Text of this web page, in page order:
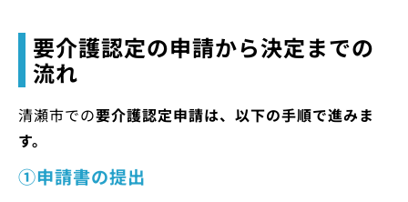
要介護認定の申請から決定までの
流れ
清瀬市での要介護認定申請は、以下の手順で進みま
す。
①申請書の提出